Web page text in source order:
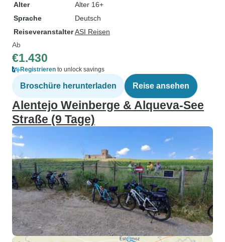
Alter
Alter 16+
Sprache
Deutsch
ReiseveranstalterASI Reisen
Ab
€1.430
Registrieren to unlock savings
Broschüre herunterladen Reise ansehen
Alentejo Weinberge & Alqueva-See
Straße (9 Tage)